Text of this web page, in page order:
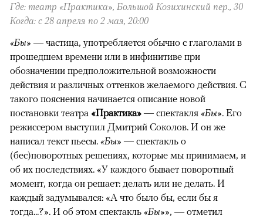
Где: театр «Практика», Большой Козихинский пер., 30
Когда: с 28 апреля по 2 мая, 20:00
«Бы» — частица, употребляется обычно с глаголами в
прошедшем времени или в инфинитиве при
обозначении предположительной возможности
действия и различных оттенков желаемого действия. С
такого пояснения начинается описание новой
постановки театра «Практика» — спектакля «Бы». Его
режиссером выступил Дмитрий Соколов. И он же
написал текст пьесы. «Бы» — спектакль о
(бес)поворотных решениях, которые мы принимаем, и
об их последствиях. «У каждого бывает поворотный
момент, когда он решает: делать или не делать. И
каждый задумывался: «А что было бы, если бы я
тогда...?». И об этом спектакль «Бы»», — отметил